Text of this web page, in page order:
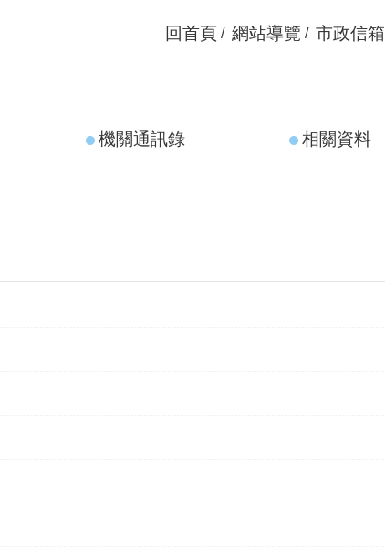
回首頁 網站導覽 市政信箱
機關通訊錄 相關資料